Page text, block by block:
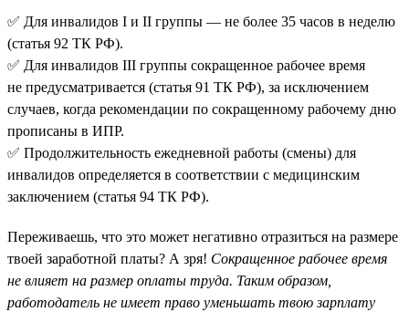
✅ Для инвалидов I и II группы — не более 35 часов в неделю
(статья 92 ТК РФ).
✅ Для инвалидов III группы сокращенное рабочее время
не предусматривается (статья 91 ТК РФ), за исключением
случаев, когда рекомендации по сокращенному рабочему дню
прописаны в ИПР.
✅ Продолжительность ежедневной работы (смены) для
инвалидов определяется в соответствии с медицинским
заключением (статья 94 ТК РФ).
Переживаешь, что это может негативно отразиться на размере
твоей заработной платы? А зря! Сокращенное рабочее время
не влияет на размер оплаты труда. Таким образом,
работодатель не имеет право уменьшать твою зарплату